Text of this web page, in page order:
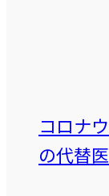
コロナ
の代替